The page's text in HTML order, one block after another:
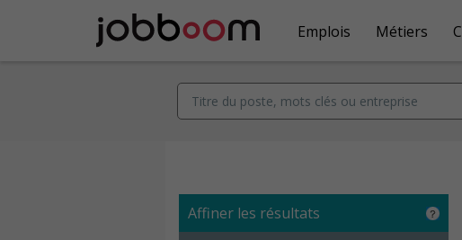
Emplois Métiers
Affiner les résultats